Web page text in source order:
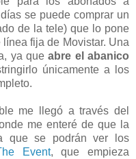
se puede comprar un
de la tele) que lo pone
fija de Movistar. Una
ya queabre el abanico
únicamente a los
me llegó a través del
me enteré de que la
que se podrán ver los
Event, que empieza